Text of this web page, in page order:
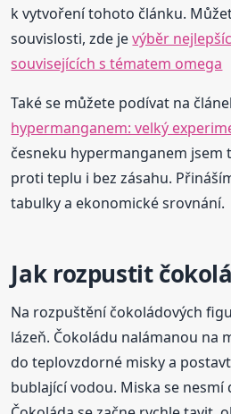
k vytvoření tohoto článku.
souvislosti, zde jevýběr
souvisejících s tématem omega
Také se můžete podívat na
hypermanganem: velký
česneku hypermanganem jsem
proti teplu i bez zásahu.
tabulky a ekonomické srovnání.
Jak rozpustit
Na rozpuštění čokoládových
lázeň. Čokoládu nalámanou na
do teplovzdorné misky a
bublající vodou. Miska se nesmí